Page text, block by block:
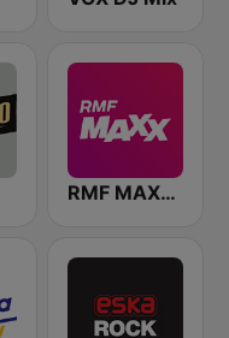
RMF MAXXX